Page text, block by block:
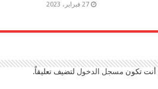
27 فبراير، 2023
تكون مسجل الدخول لتضيف تعليقاً.